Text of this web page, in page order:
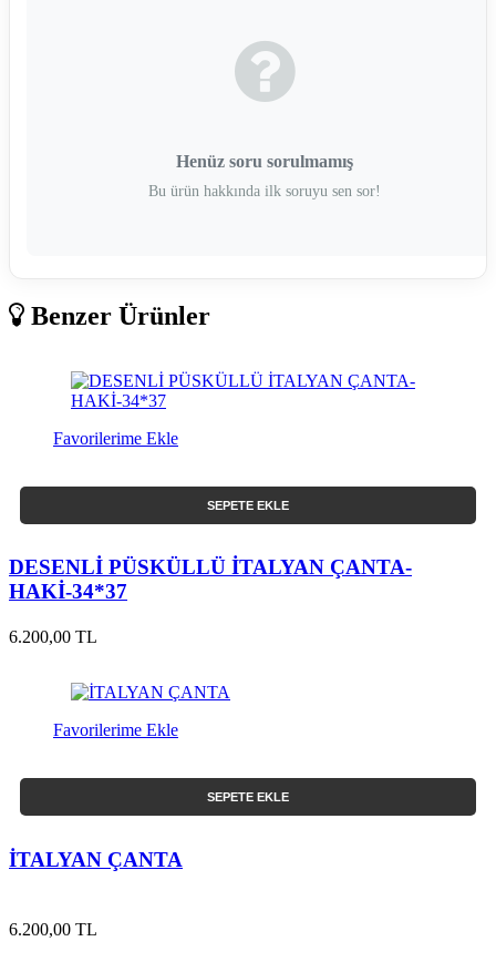
Henüz soru sorulmamış
Bu ürün hakkında ilk soruyu sen sor!
Benzer Ürünler
Favorilerime Ekle
SEPETE EKLE
DESENLİ PÜSKÜLLÜ İTALYAN ÇANTA-
HAKİ-34*37
6.200,00 TL
Favorilerime Ekle
SEPETE EKLE
İTALYAN ÇANTA
6.200,00 TL